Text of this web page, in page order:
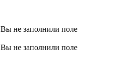
Вы не заполнили поле
Вы не заполнили поле